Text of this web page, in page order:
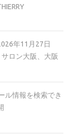
年11月27日
ロン大阪、大阪
ル情報を検索でき